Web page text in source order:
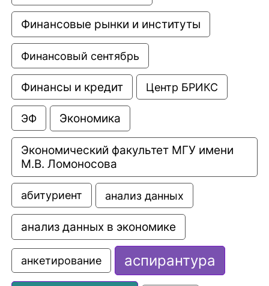
Финансовые рынки и институты
Финансовый сентябрь
Финансы и кредит Центр БРИКС
ЭФ Экономика
Экономический факультет МГУ имени
М.В. Ломоносова
абитуриент анализ данных
анализ данных в экономике
анкетирование аспирантура